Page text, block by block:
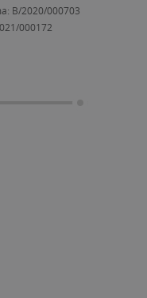
B/2020/000703
000172